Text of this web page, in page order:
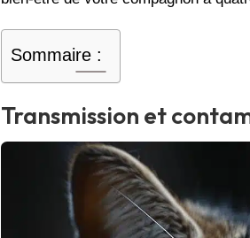
Sommaire :
Transmission et